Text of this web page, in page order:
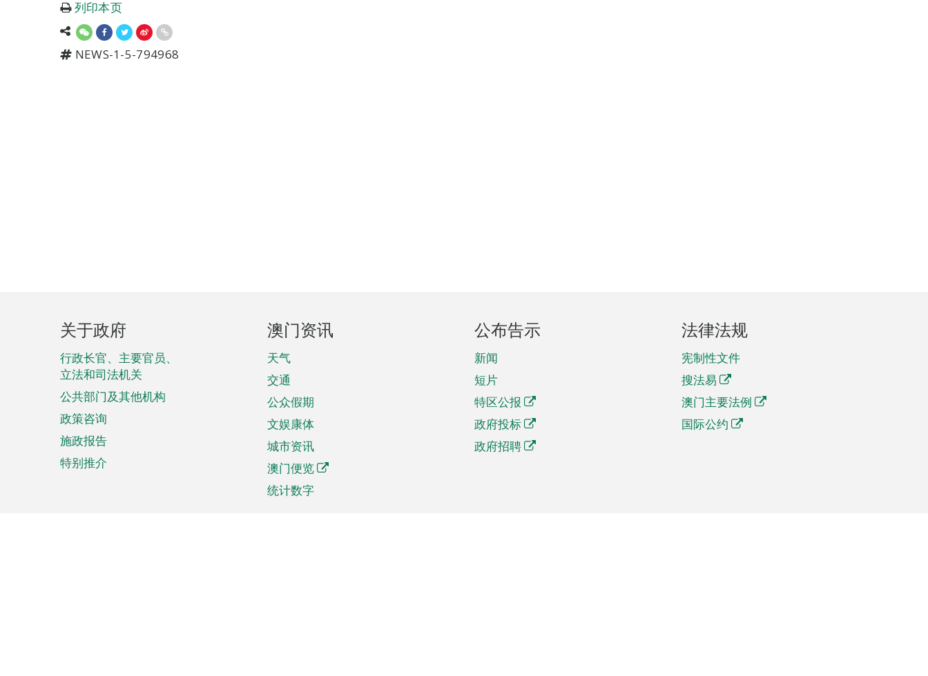
列印本页
NEWS-1-5-794968
页
脚
菜
单
关于政府
行政长官、主要官员、
立法和司法机关
公共部门及其他机构
政策咨询
施政报告
特别推介
澳门资讯
天气
交通
公众假期
文娱康体
城市资讯
澳门便览
统计数字
公布告示
新闻
短片
特区公报
政府投标
政府招聘
法律法规
宪制性文件
搜法易
澳门主要法例
国际公约